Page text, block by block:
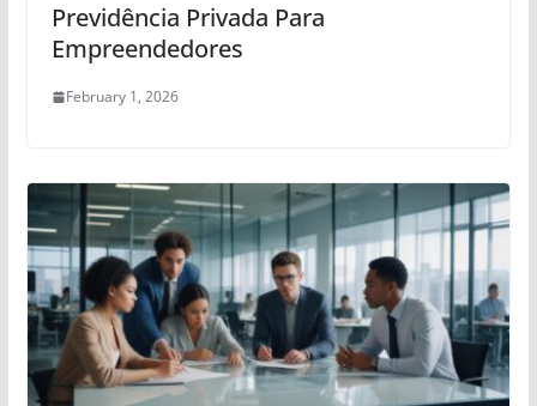
Previdência Privada Para
Empreendedores
February 1, 2026